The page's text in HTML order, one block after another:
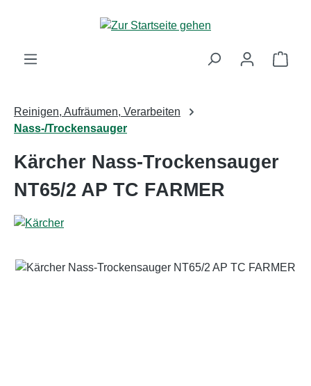
Zum Hauptinhalt springen
Reinigen, Aufräumen, Verarbeiten
Nass-/Trockensauger
Kärcher Nass-Trockensauger
NT65/2 AP TC FARMER
Bildergalerie überspringen